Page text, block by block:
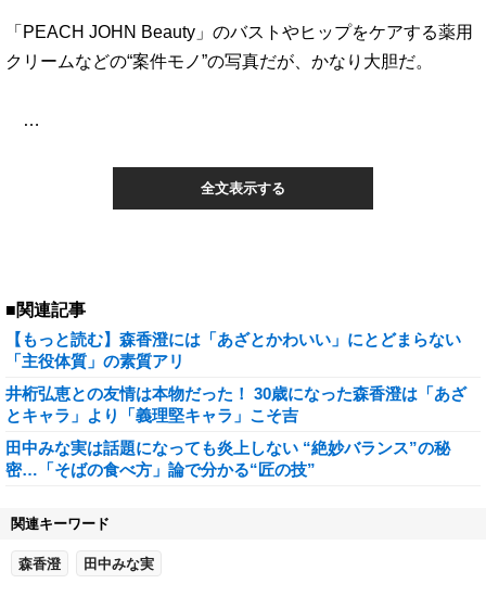
「PEACH JOHN Beauty」のバストやヒップをケアする薬用
クリームなどの“案件モノ”の写真だが、かなり大胆だ。
…
全文表示する
■関連記事
【もっと読む】森香澄には「あざとかわいい」にとどまらない
「主役体質」の素質アリ
井桁弘恵との友情は本物だった！ 30歳になった森香澄は「あざ
とキャラ」より「義理堅キャラ」こそ吉
田中みな実は話題になっても炎上しない “絶妙バランス”の秘
密…「そばの食べ方」論で分かる“匠の技”
関連キーワード
森香澄 田中みな実